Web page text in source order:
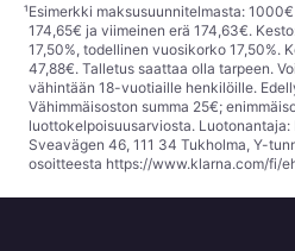
¹Esimerkki maksusuunnitelmasta:
174,65€ ja viimeinen erä 174,63€.
17,50%, todellinen vuosikorko 17,50%.
47,88€. Talletus saattaa olla tarpeen.
vähintään 18-vuotiaille henkilöille.
Vähimmäisoston summa 25€;
luottokelpoisuusarviosta. Luotonantaja:
Sveavägen 46, 111 34 Tukholma, Y-
osoitteesta https://www.klarna.com/fi/